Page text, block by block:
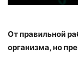
От правильной
организма, но